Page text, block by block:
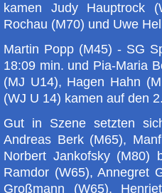
kamen Judy Hauptrock
Rochau (M70) und Uwe
Martin Popp (M45) - SG
18:09 min. und Pia-Maria
(MJ U14), Hagen Hahn
(WJ U 14) kamen auf den
Gut in Szene setzten
Andreas Berk (M65),
Norbert Jankofsky (M80)
Ramdor (W65), Annegret
Großmann (W65),